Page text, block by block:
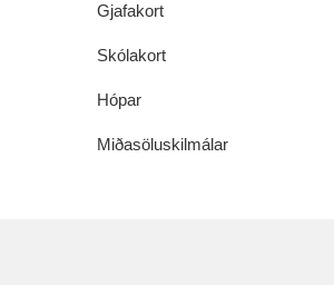
Gjafakort
Skólakort
Hópar
Miðasöluskilmálar